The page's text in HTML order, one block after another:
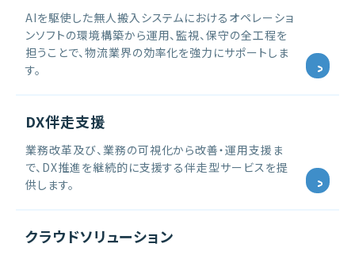
AIを駆使した無人搬入システムにおけるオペレーショ
ンソフトの環境構築から運用、監視、保守の全工程を
担うことで、物流業界の効率化を強力にサポートしま
す。
DX伴走支援
業務改革及び、業務の可視化から改善・運用支援ま
で、DX推進を継続的に支援する伴走型サービスを提
供します。
クラウドソリューション